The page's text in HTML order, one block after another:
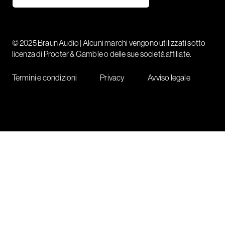
© 2025 Braun Audio | Alcuni marchi vengono utilizzati sotto
licenza di Procter & Gamble o delle sue società affiliate.
Termini e condizioni Privacy Avviso legale